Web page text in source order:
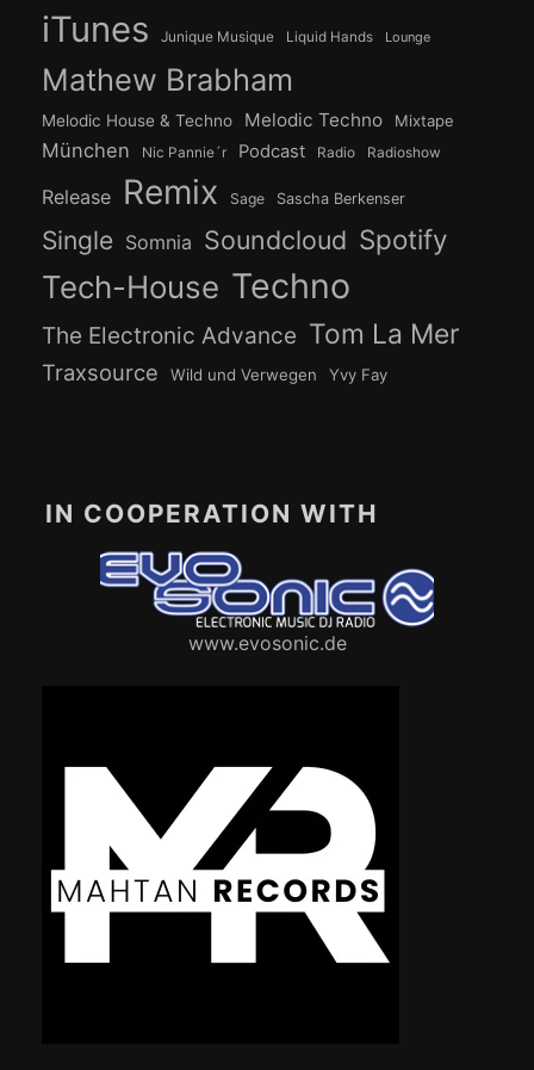
iTunes Junique Musique Liquid Hands Lounge
Mathew Brabham
Melodic House & Techno Melodic Techno Mixtape
München Nic Pannie´r Podcast Radio Radioshow
Release Remix Sage Sascha Berkenser
Single Somnia Soundcloud Spotify
Tech-House Techno
The Electronic Advance Tom La Mer
Traxsource Wild und Verwegen Yvy Fay
IN COOPERATION WITH
www.evosonic.de